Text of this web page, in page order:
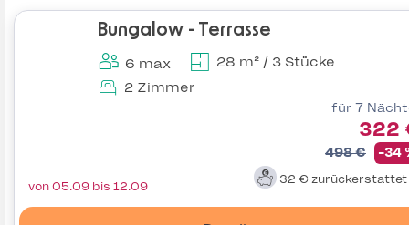
Bungalow - Terrasse
6 max
28 m² / 3 Stücke
2 Zimmer
für 7
322
498 € -34
32 € zurückerstattet
von 05.09 bis 12.09